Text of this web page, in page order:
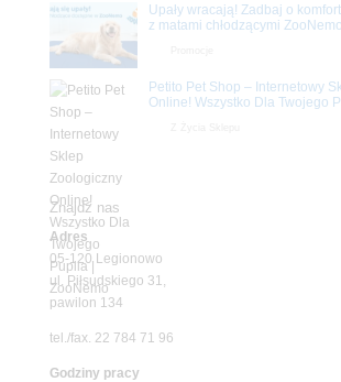
Upały wracają! Zadbaj o
z matami chłodzącymi ZooNemo
Petito Pet Shop – Internetowy
Online! Wszystko Dla Twojego
Znajdź nas
Adres
05-120 Legionowo
ul. Piłsudskiego 31,
pawilon 134
tel./fax. 22 784 71 96
Godziny pracy